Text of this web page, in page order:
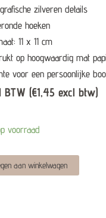
zilveren details
hoeken
11 x 11 cm
op hoogwaardig mat
voor een persoonlijke
BTW (€1,45 excl btw)
voorraad
aan winkelwagen